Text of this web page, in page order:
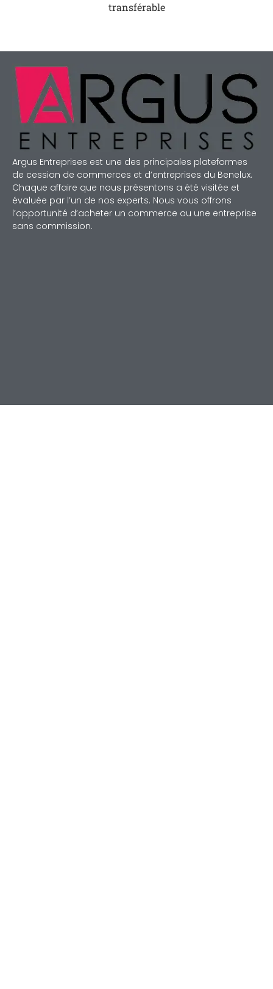
transférable
Argus Entreprises est une des principales plateformes
de cession de commerces et d’entreprises du Benelux.
Chaque affaire que nous présentons a été visitée et
évaluée par l’un de nos experts. Nous vous offrons
l’opportunité d’acheter un commerce ou une entreprise
sans commission.